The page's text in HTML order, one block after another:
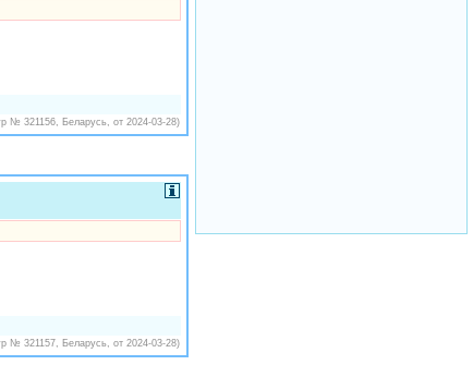
№ 321156, Беларусь, от 2024-03-28)
№ 321157, Беларусь, от 2024-03-28)